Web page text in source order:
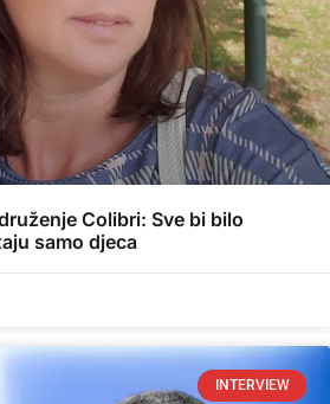
Colibri: Sve bi bilo
samo djeca
INTERVIEW